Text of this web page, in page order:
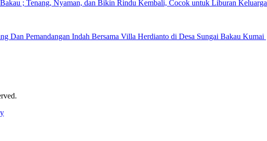
; Tenang, Nyaman, dan Bikin Rindu Kembali, Cocok untuk Liburan Keluarga
Dan Pemandangan Indah Bersama Villa Herdianto di Desa Sungai Bakau Kumai